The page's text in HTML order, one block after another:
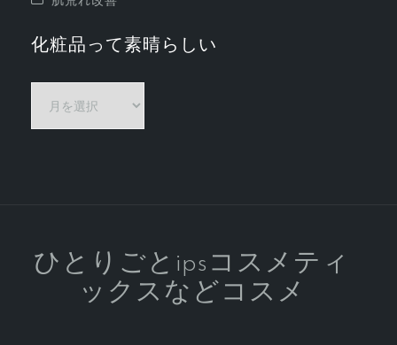
化粧品って素晴らしい
ら
し
ひとりごとipsコスメティ
ックスなどコスメ